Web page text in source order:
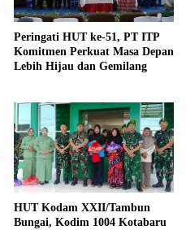
Peringati HUT ke-51, PT ITP
Komitmen Perkuat Masa Depan
Lebih Hijau dan Gemilang
HUT Kodam XXII/Tambun
Bungai, Kodim 1004 Kotabaru